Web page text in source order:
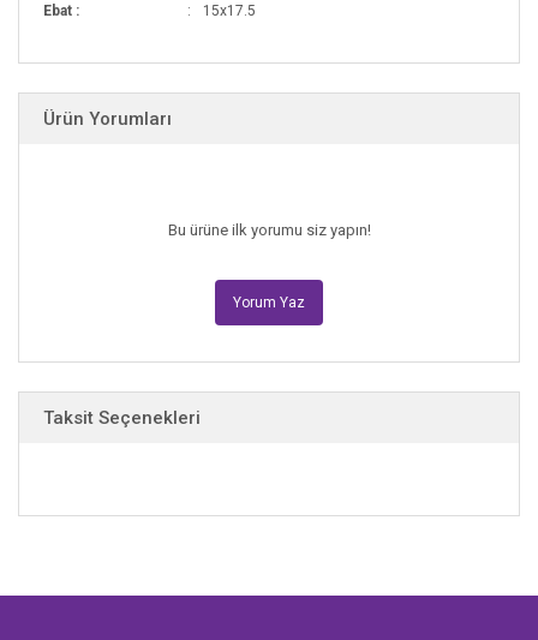
Ebat :
15x17.5
Ürün Yorumları
Bu ürüne ilk yorumu siz yapın!
Yorum Yaz
Taksit Seçenekleri